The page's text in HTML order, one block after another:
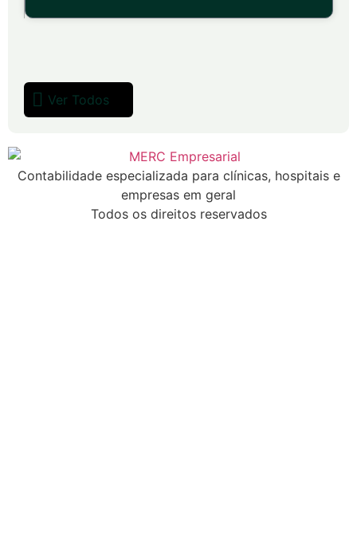
Ver Todos
Contabilidade especializada para clínicas, hospitais e
empresas em geral
Todos os direitos reservados